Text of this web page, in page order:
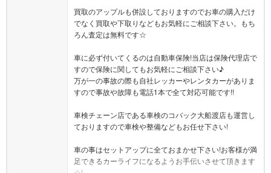
でなく買取や下取りなどもお気軽にご相談下さい。もち
ろん査定は無料です☆
すので保険に関してもお気軽にご相談下さい♪
万が一の事故の際も自社レッカーやレンタカーがありま
すので事故や故障も電話1本で全て対応可能です!!
ておりますので車検や整備などもお任せ下さい!
足できるカーライフになるようお手伝いさせて頂きます
☆!